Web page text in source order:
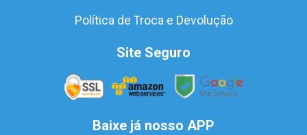
Política de Troca e Devolução
Site Seguro
Baixe já nosso APP